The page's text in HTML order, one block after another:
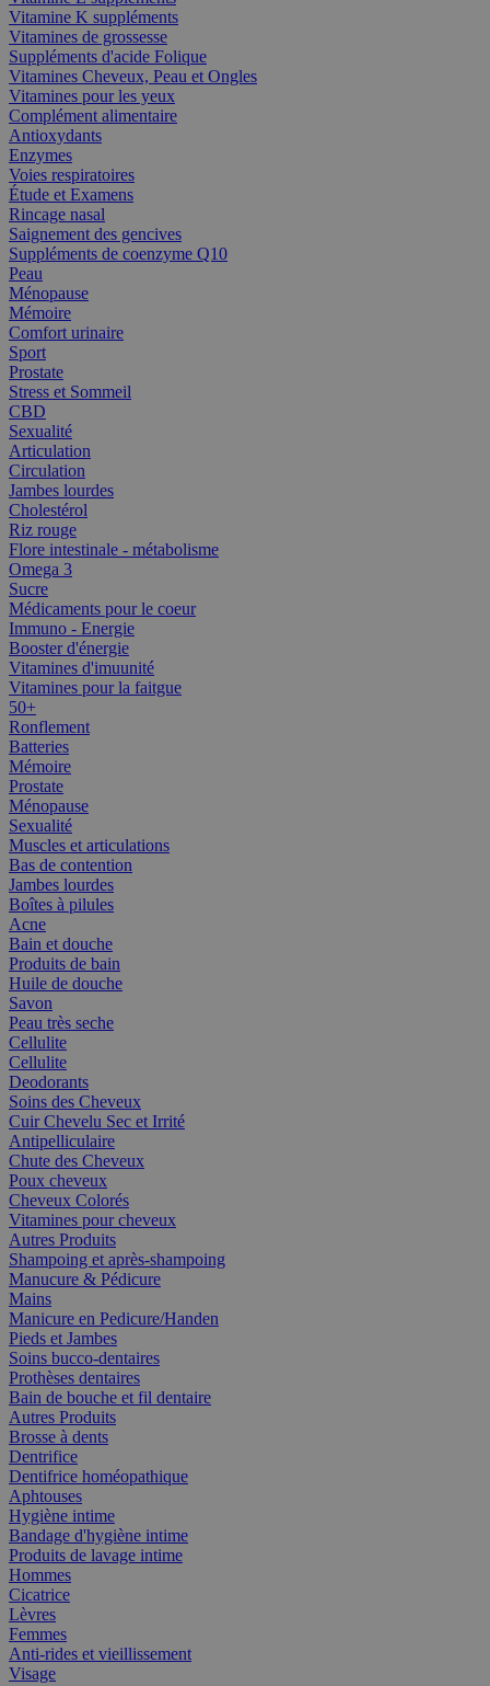
Vitamine K suppléments
Vitamines de grossesse
Suppléments d'acide Folique
Vitamines Cheveux, Peau et Ongles
Vitamines pour les yeux
Complément alimentaire
Antioxydants
Enzymes
Voies respiratoires
Étude et Examens
Rincage nasal
Saignement des gencives
Suppléments de coenzyme Q10
Peau
Ménopause
Mémoire
Comfort urinaire
Sport
Prostate
Stress et Sommeil
CBD
Sexualité
Articulation
Circulation
Jambes lourdes
Cholestérol
Riz rouge
Flore intestinale - métabolisme
Omega 3
Sucre
Médicaments pour le coeur
Immuno - Energie
Booster d'énergie
Vitamines d'imuunité
Vitamines pour la faitgue
50+
Ronflement
Batteries
Mémoire
Prostate
Ménopause
Sexualité
Muscles et articulations
Bas de contention
Jambes lourdes
Boîtes à pilules
Acne
Bain et douche
Produits de bain
Huile de douche
Savon
Peau très seche
Cellulite
Cellulite
Deodorants
Soins des Cheveux
Cuir Chevelu Sec et Irrité
Antipelliculaire
Chute des Cheveux
Poux cheveux
Cheveux Colorés
Vitamines pour cheveux
Autres Produits
Shampoing et après-shampoing
Manucure & Pédicure
Mains
Manicure en Pedicure/Handen
Pieds et Jambes
Soins bucco-dentaires
Prothèses dentaires
Bain de bouche et fil dentaire
Autres Produits
Brosse à dents
Dentrifice
Dentifrice homéopathique
Aphtouses
Hygiène intime
Bandage d'hygiène intime
Produits de lavage intime
Hommes
Cicatrice
Lèvres
Femmes
Anti-rides et vieillissement
Visage